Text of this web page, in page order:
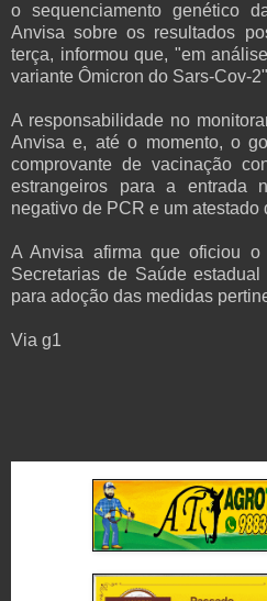
o sequenciamento genético
Anvisa sobre os resultados
terça, informou que, "em
variante Ômicron do Sars-Cov-
A responsabilidade no
Anvisa e, até o momento, o
comprovante de vacinação
estrangeiros para a entrada
negativo de PCR e um atestado
A Anvisa afirma que oficiou
Secretarias de Saúde
para adoção das medidas
Via g1